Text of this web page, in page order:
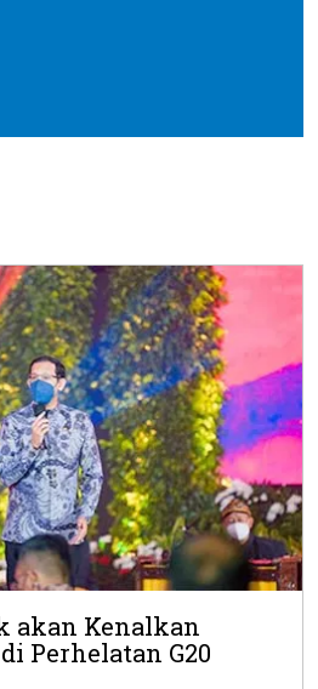
akan Kenalkan
Perhelatan G20